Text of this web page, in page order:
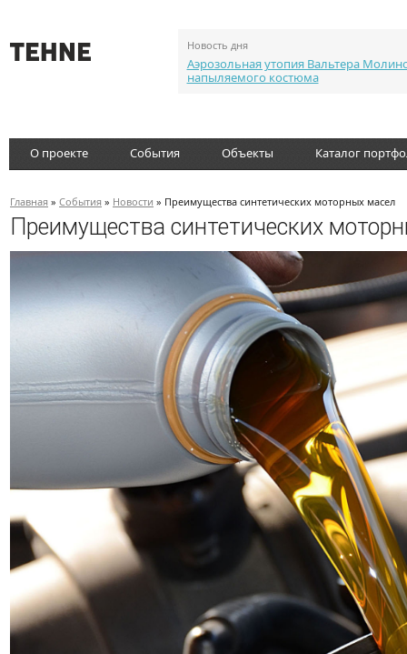
Новость дня
Аэрозольная утопия Вальтера
напыляемого костюма
О проекте События Объекты Каталог
Главная » События » Новости » Преимущества синтетических моторных масел
Преимущества синтетических